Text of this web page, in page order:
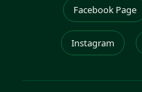
Facebook Page
Instagram